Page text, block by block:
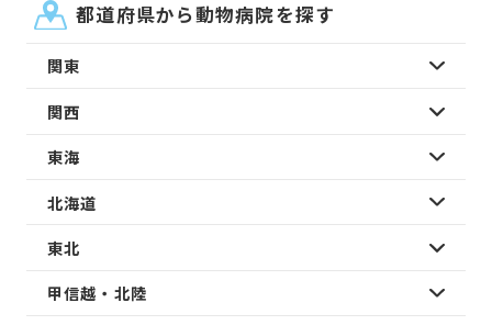
都道府県から動物病院を探す
関東
関西
東海
北海道
東北
甲信越・北陸